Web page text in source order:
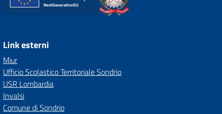
Link esterni
Miur
Ufficio Scolastico Territoriale Sondrio
USR Lombardia
Invalsi
Comune di Sondrio